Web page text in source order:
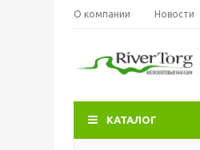
О компании Новости
КАТАЛОГ